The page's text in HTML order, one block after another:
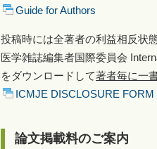
Guide for Authors
投稿時には全著者の利益相反状
医学雑誌編集者国際委員会
をダウンロードして著者毎に一
ICMJE DISCLOSURE FORM
論文掲載料のご案内